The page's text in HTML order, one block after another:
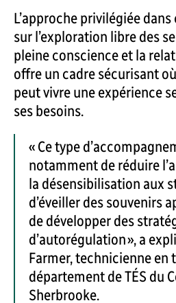
L’approche privilégiée
sur l’exploration libre des
pleine conscience et la
offre un cadre sécurisant
peut vivre une expérience
ses besoins.
« Ce type
notamment de réduire
la désensibilisation aux
d’éveiller des souvenirs
de développer des
d’autorégulation », a
Farmer, technicienne en
département de TÉS du
Sherbrooke.